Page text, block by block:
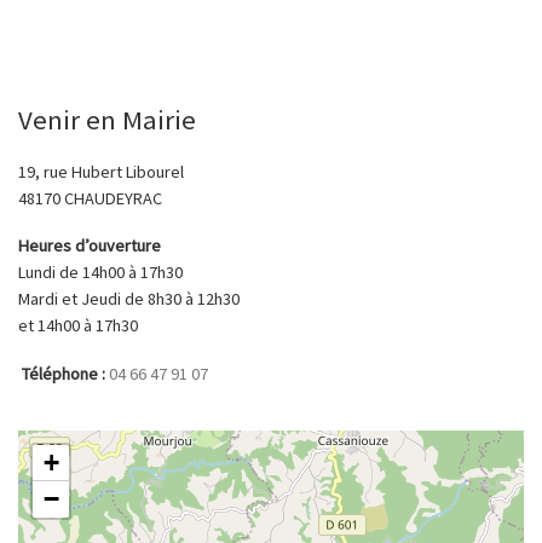
Venir en Mairie
19, rue Hubert Libourel
48170 CHAUDEYRAC
Heures d’ouverture
Lundi de 14h00 à 17h30
Mardi et Jeudi de 8h30 à 12h30
et 14h00 à 17h30
Téléphone :04 66 47 91 07
+
−